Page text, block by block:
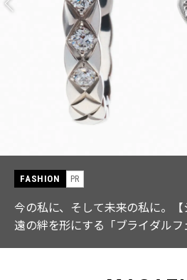
FASHION PR
【ICB】人気インフルエンサーと
なる「名品ブラウス」２選